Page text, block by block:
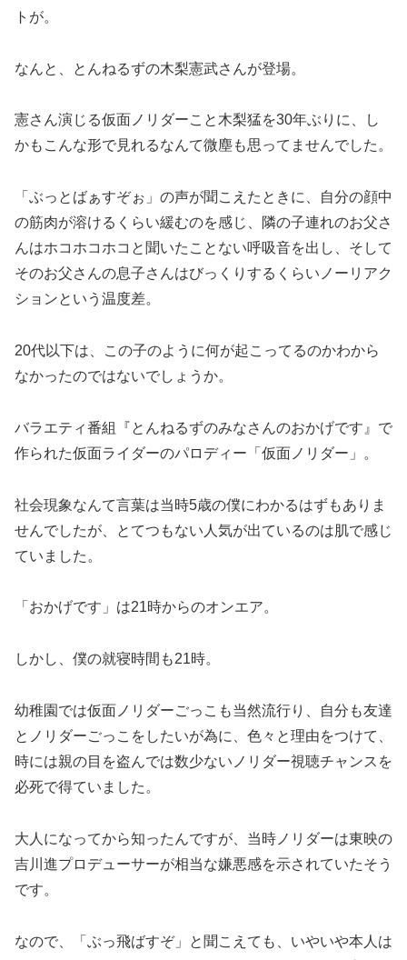
トが。
なんと、とんねるずの木梨憲武さんが登場。
憲さん演じる仮面ノリダーこと木梨猛を30年ぶりに、し
かもこんな形で見れるなんて微塵も思ってませんでした。
「ぶっとばぁすぞぉ」の声が聞こえたときに、自分の顔中
の筋肉が溶けるくらい緩むのを感じ、隣の子連れのお父さ
んはホコホコホコと聞いたことない呼吸音を出し、そして
そのお父さんの息子さんはびっくりするくらいノーリアク
ションという温度差。
20代以下は、この子のように何が起こってるのかわから
なかったのではないでしょうか。
バラエティ番組『とんねるずのみなさんのおかげです』で
作られた仮面ライダーのパロディー「仮面ノリダー」。
社会現象なんて言葉は当時5歳の僕にわかるはずもありま
せんでしたが、とてつもない人気が出ているのは肌で感じ
ていました。
「おかげです」は21時からのオンエア。
しかし、僕の就寝時間も21時。
幼稚園では仮面ノリダーごっこも当然流行り、自分も友達
とノリダーごっこをしたいが為に、色々と理由をつけて、
時には親の目を盗んでは数少ないノリダー視聴チャンスを
必死で得ていました。
大人になってから知ったんですが、当時ノリダーは東映の
吉川進プロデューサーが相当な嫌悪感を示されていたそう
です。
なので、「ぶっ飛ばすぞ」と聞こえても、いやいや本人は